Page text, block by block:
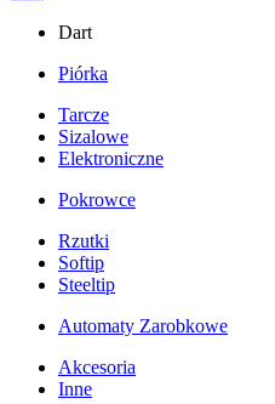
Dart
Piórka
Tarcze
Sizalowe
Elektroniczne
Pokrowce
Rzutki
Softip
Steeltip
Automaty Zarobkowe
Akcesoria
Inne